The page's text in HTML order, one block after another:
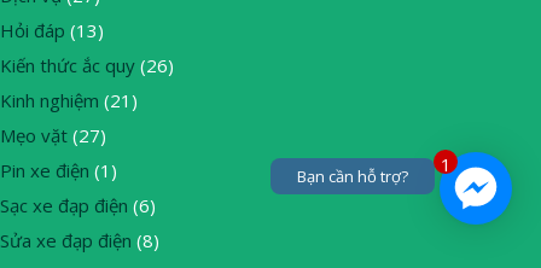
Hỏi đáp (13)
Kiến thức ắc quy (26)
Kinh nghiệm (21)
Mẹo vặt (27)
Pin xe điện (1)
Sạc xe đạp điện (6)
Sửa xe đạp điện (8)
1
Bạn cần hỗ trợ?